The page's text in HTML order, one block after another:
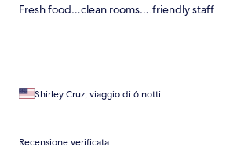
Fresh food…clean rooms….friendly staff
Shirley Cruz, viaggio di 6 notti
Recensione verificata